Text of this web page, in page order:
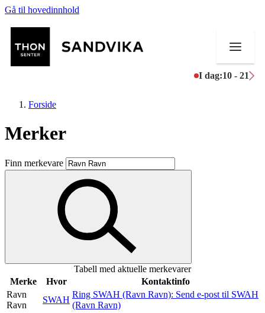
Gå til hovedinnhold
I dag:10 - 21
Butikker
Mat og drikke
Aktiviteter
Merker
Inspirasjon
Forside
Merker
Finn merkevare
Tabell med aktuelle merkevarer
Merke
Hvor
Kontaktinfo
Ravn
Ravn
SWAH
Ring SWAH (Ravn Ravn): Send e-post til SWAH
(Ravn Ravn)